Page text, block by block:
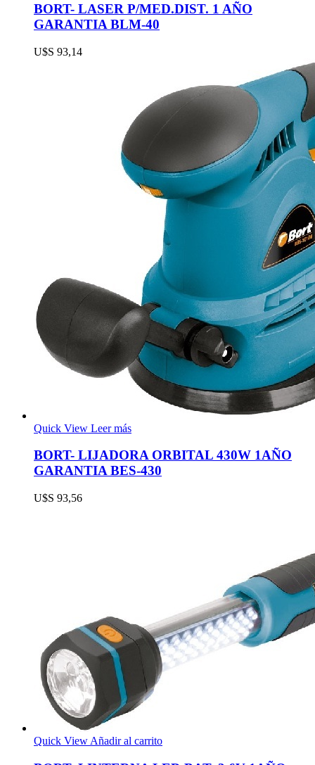
BORT- LASER P/MED.DIST. 1 AÑO
GARANTIA BLM-40
U$S 93,14
Quick View Leer más
BORT- LIJADORA ORBITAL 430W 1AÑO
GARANTIA BES-430
U$S 93,56
Quick View Añadir al carrito